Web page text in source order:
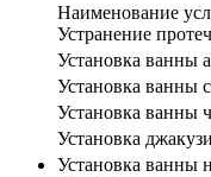
Наименование
Устранение
Установка ванны
Установка ванны
Установка ванны
Установка
Установка ванны